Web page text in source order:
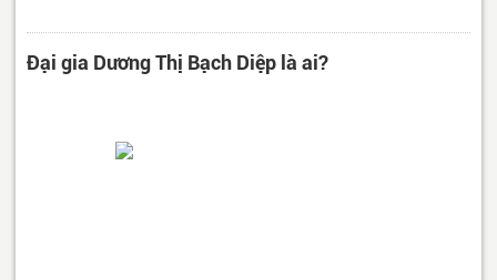
Đại gia Dương Thị Bạch Diệp là ai?